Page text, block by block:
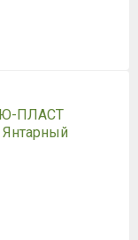
Ю-ПЛАСТ